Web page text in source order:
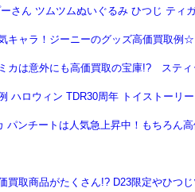
さん ツムツムぬいぐるみ ひつじ ティ
キャラ！ジーニーのグッズ高価買取
カは意外にも高価買取の宝庫!? ステ
ハロウィン TDR30周年 トイストーリ
パンチートは人気急上昇中！もちろん
買取商品がたくさん!? D23限定やひつ